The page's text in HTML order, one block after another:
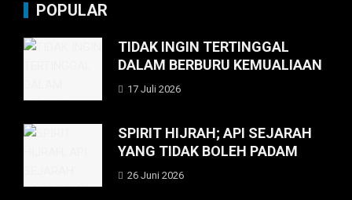
POPULAR
TIDAK INGIN TERTINGGAL
DALAM BERBURU KEMUALIAAN
17 Juli 2026
SPIRIT HIJRAH; API SEJARAH
YANG TIDAK BOLEH PADAM
26 Juni 2026